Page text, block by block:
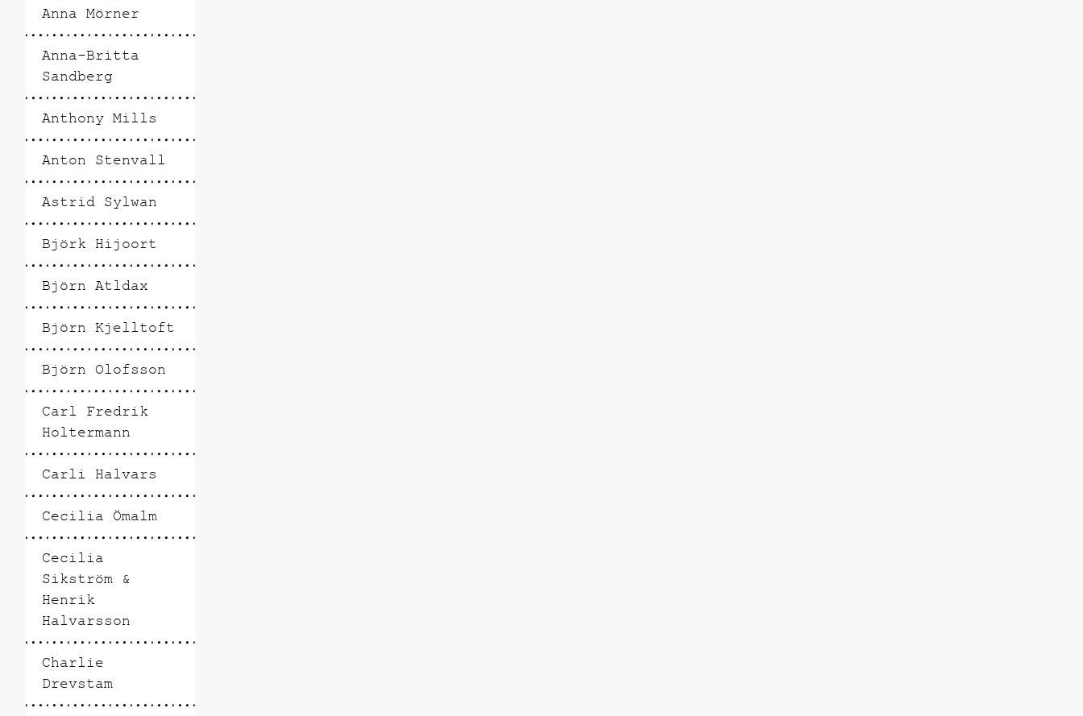
Anna Mörner
Anna-Britta
Sandberg
Anthony Mills
Anton Stenvall
Astrid Sylwan
Björk Hijoort
Björn Atldax
Björn Kjelltoft
Björn Olofsson
Carl Fredrik
Holtermann
Carli Halvars
Cecilia Ömalm
Cecilia
Sikström &
Henrik
Halvarsson
Charlie
Drevstam